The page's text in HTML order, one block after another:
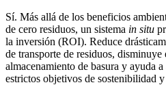
Sí. Más allá de los beneficios
de cero residuos, un sistema in situ
la inversión (ROI). Reduce
de transporte de residuos,
almacenamiento de basura y ayuda
estrictos objetivos de sostenibilidad